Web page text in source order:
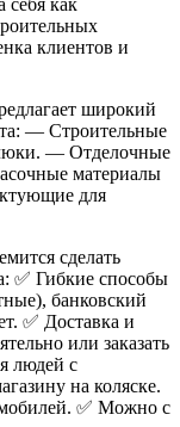
себя как
клиентов и
широкий
— Строительные
— Отделочные
материалы
для
сделать
✅ Гибкие способы
банковский
✅ Доставка и
или заказать
людей с
на коляске.
✅ Можно с